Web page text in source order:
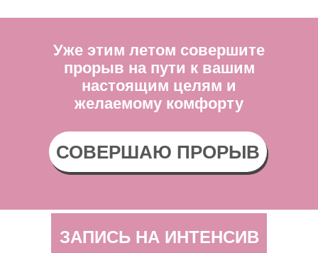
Уже этим летом совершите
прорыв на пути к вашим
настоящим целям и
желаемому комфорту
СОВЕРШАЮ ПРОРЫВ
ЗАПИСЬ НА ИНТЕНСИВ